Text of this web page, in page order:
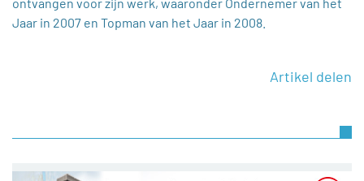
Jaar in 2007 en Topman van het Jaar in 2008.
Artikel delen